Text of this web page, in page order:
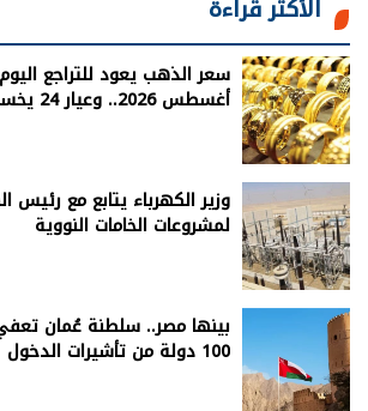
الأكثر قراءة
أغسطس 2026.. وعيار 24 يخسر 12 جنيها
وزير الكهرباء يتابع مع رئيس
لمشروعات الخامات النووية
بينها مصر.. سلطنة عُمان
100 دولة من تأشيرات الدخول